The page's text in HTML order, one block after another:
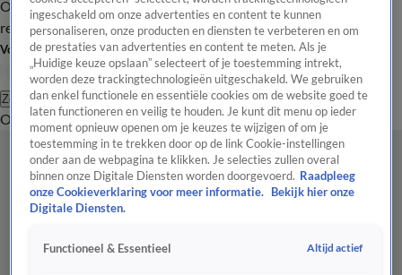
Overzicht Laatste nieuws Regionieuws Het beste van Hart
Tip de
redactie
Volg Hart van Nederland
Zoeken
OverzichtRegioUitzendingenWeerTip de redactiePanelVideo's
ingeschakeld om onze advertenties en content te kunnen
personaliseren, onze producten en diensten te verbeteren en om
de prestaties van advertenties en content te meten. Als je
„Huidige keuze opslaan” selecteert of je toestemming intrekt,
worden deze trackingtechnologieën uitgeschakeld. We gebruiken
dan enkel functionele en essentiële cookies om de website goed te
laten functioneren en veilig te houden. Je kunt dit menu op ieder
moment opnieuw openen om je keuzes te wijzigen of om je
toestemming in te trekken door op de link Cookie-instellingen
onder aan de webpagina te klikken. Je selecties zullen overal
binnen onze Digitale Diensten worden doorgevoerd. Raadpleeg
onze Cookieverklaring voor meer informatie.
Bekijk hier onze
Digitale Diensten.
Functioneel & Essentieel Altijd actief